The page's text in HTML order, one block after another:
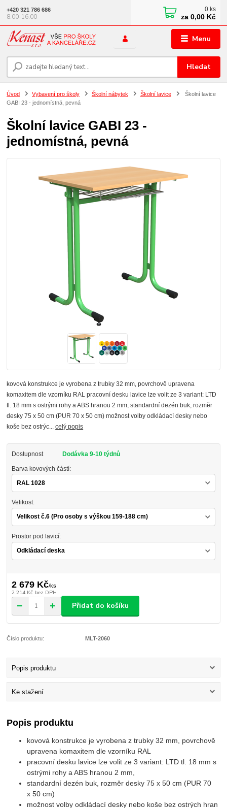
Menu
Hledat
+420 321 786 686
8:00-16:00
0 ks
za 0,00 Kč
Úvod Vybavení pro školy Školní nábytek Školní lavice
Školní lavice
GABI 23 - jednomístná, pevná
Školní lavice GABI 23 -
jednomístná, pevná
kovová konstrukce je vyrobena z trubky 32 mm, povrchově upravena
komaxitem dle vzorníku RAL pracovní desku lavice lze volit ze 3 variant: LTD
tl. 18 mm s ostrými rohy a ABS hranou 2 mm, standardní dezén buk, rozměr
desky 75 x 50 cm (PUR 70 x 50 cm) možnost volby odkládací desky nebo
koše bez ostrýc...celý popis
Dostupnost Dodávka 9-10 týdnů
Barva kovových částí:
Velikost:
Prostor pod lavicí:
2 679 Kč/ks
2 214 Kč bez DPH
Přidat do košíku
Číslo produktu: MLT-2060
Popis produktu
Ke stažení
Popis produktu
kovová konstrukce je vyrobena z trubky 32 mm, povrchově
upravena komaxitem dle vzorníku RAL
pracovní desku lavice lze volit ze 3 variant: LTD tl. 18 mm s
ostrými rohy a ABS hranou 2 mm,
standardní dezén buk, rozměr desky 75 x 50 cm (PUR 70
x 50 cm)
možnost volby odkládací desky nebo koše bez ostrých hran